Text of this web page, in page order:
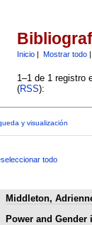
Inicio| Mostrar todo|
1–1 de 1 registro
(RSS):
y visualización
todo
Middleton,
Power and